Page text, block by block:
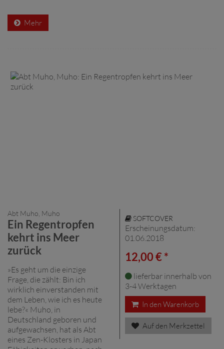
Mehr
Abt Muho, Muho
Ein Regentropfen
kehrt ins Meer
zurück
»Es geht um die einzige
Frage, die zählt: Bin ich
wirklich einverstanden mit
dem Leben, wie ich es heute
lebe?« Muho, in
Deutschland geboren und
aufgewachsen, hat als Abt
eines Zen-Klosters in Japan
SOFTCOVER
Erscheinungsdatum:
01.06.2018
12,00 € *
lieferbar innerhalb von
3-4 Werktagen
In den Warenkorb
Auf den Merkzettel